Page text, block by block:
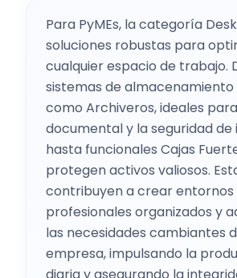
Para PyMEs, la categoría
soluciones robustas para
cualquier espacio de trabajo.
sistemas de
como Archiveros, ideales
documental y la seguridad
hasta funcionales Cajas
protegen activos valiosos.
contribuyen a crear entornos
profesionales organizados y
las necesidades cambiantes
empresa, impulsando la